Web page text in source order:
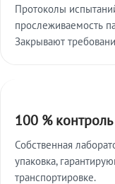
Протоколы
прослеживаемость
Закрывают
100 %
Собственная
упаковка,
транспортировке.